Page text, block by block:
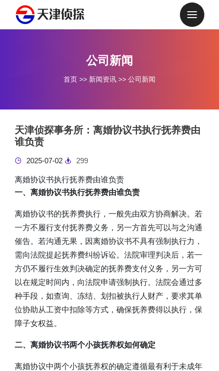
公司新闻
首页 >> 新闻资讯 >> 公司新闻
天津侦探事务所：离婚协议书执行抚养费由
谁负责
2025-07-02 299
离婚协议书执行抚养费由谁负责
一、离婚协议书执行抚养费由谁负责
离婚协议书的抚养费执行，一般先由双方协商解决。若
一方不履行支付抚养费义务，另一方首先可以与之沟通
催告。若沟通无果，因离婚协议书不具有强制执行力，
需向法院提起抚养费纠纷诉讼。法院审理判决后，若一
方仍不履行生效判决确定的抚养费支付义务，另一方可
以在规定时间内，向法院申请强制执行。法院会通过多
种手段，如查询、冻结、划扣被执行人财产，要求其单
位协助从工资中扣除等方式，确保抚养费得以执行，保
障子女权益。
二、离婚协议书两个小孩抚养权如何确定
离婚协议中两个小孩抚养权的确定遵循最有利于未成年